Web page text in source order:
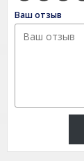
Ваш отзыв